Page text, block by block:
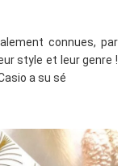
connues, par
style et leur genre !
a su sé